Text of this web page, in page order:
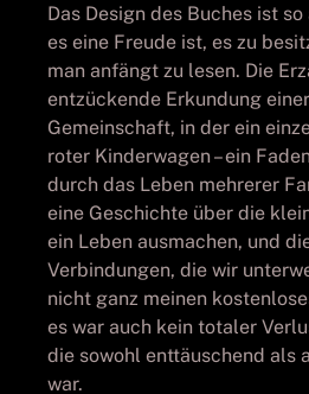
Das Design des Buches ist
es eine Freude ist, es zu
man anfängt zu lesen. Die
entzückende Erkundung
Gemeinschaft, in der ein
roter Kinderwagen – ein
durch das Leben mehrerer
eine Geschichte über die
ein Leben ausmachen, und
Verbindungen, die wir
nicht ganz meinen
es war auch kein totaler
die sowohl enttäuschend als
war.